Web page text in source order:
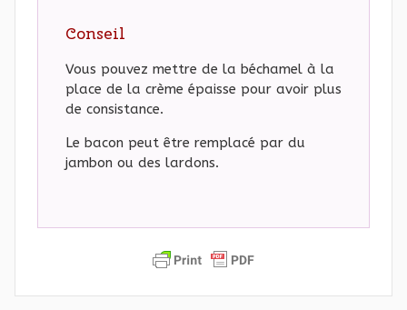
Conseil
Vous pouvez mettre de la béchamel à la
place de la crème épaisse pour avoir plus
de consistance.
Le bacon peut être remplacé par du
jambon ou des lardons.